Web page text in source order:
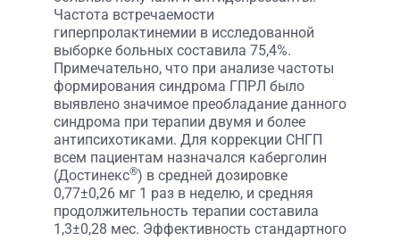
Частота встречаемости
гиперпролактинемии в исследованной
выборке больных составила 75,4%.
Примечательно, что при анализе частоты
формирования синдрома ГПРЛ было
выявлено значимое преобладание данного
синдрома при терапии двумя и более
антипсихотиками. Для коррекции СНГП
всем пациентам назначался каберголин
(Достинекс®) в средней дозировке
0,77±0,26 мг 1 раз в неделю, и средняя
продолжительность терапии составила
1,3±0,28 мес. Эффективность стандартного